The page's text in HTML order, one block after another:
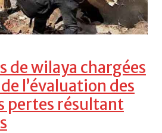
de wilaya chargées
l’évaluation des
pertes résultant